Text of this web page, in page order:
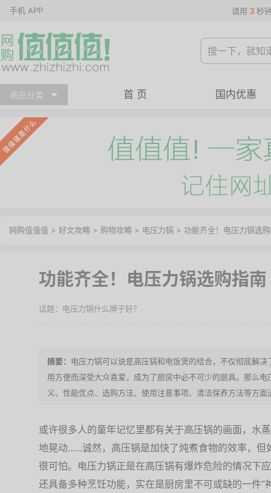
手机 APP 请用 3 秒
商品分类 首 页 国内优惠
网购值值值 > 好文攻略 > 购物攻略 > 电压力锅 > 功能齐全！电压力锅选
功能齐全！电压力锅选购指南
电压力锅什么牌子好？
电压力锅可以说是高压锅和电饭煲的结合，不仅彻底解
用方便而深受大众喜爱，成为了厨房中必不可少的厨具。那么
义、性能优点、选购方法、使用注意事项、清洁保养方法等方
或许很多人的童年记忆里都有关于高压锅的画面，水
地晃动......诚然，高压锅是加快了炖煮食物的效率，
很可怕。电压力锅正是在高压锅有爆炸危险的情况下
还具备多种烹饪功能，实在是厨房里不可或缺的一件